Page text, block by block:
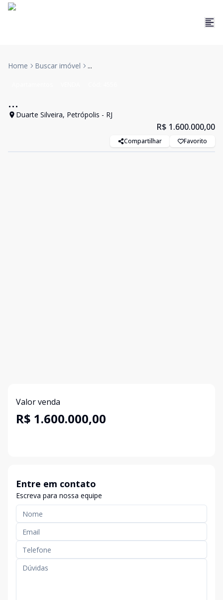
Home Buscar imóvel ...
...
Duarte Silveira, Petrópolis - RJ
R$ 1.600.000,00
Compartilhar Favorito
Valor venda
R$ 1.600.000,00
Entre em contato
Escreva para nossa equipe